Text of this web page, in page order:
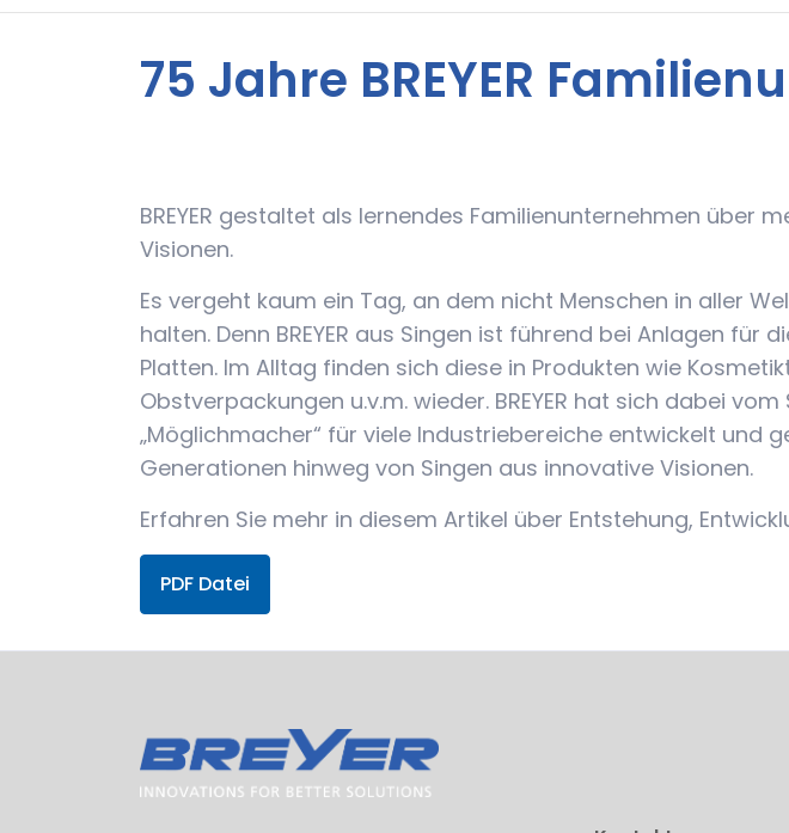
75 Jahre BREYER
BREYER gestaltet als lernendes Familienunternehmen über
Visionen.
Es vergeht kaum ein Tag, an dem nicht Menschen in aller
halten. Denn BREYER aus Singen ist führend bei Anlagen
Platten. Im Alltag finden sich diese in Produkten wie
Obstverpackungen u.v.m. wieder. BREYER hat sich dabei
„Möglichmacher“ für viele Industriebereiche entwickelt und
Generationen hinweg von Singen aus innovative Visionen.
Erfahren Sie mehr in diesem Artikel über Entstehung,
PDF Datei